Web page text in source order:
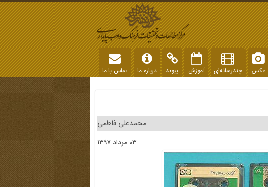
عکس چندرسانه‌ای آموزش پیوند درباره ما تماس با ما
محمدعلی فاطمی
03 مرداد 1397